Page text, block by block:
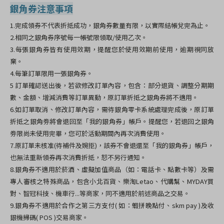
銀角券注意事項
1.完成領券不代表折抵成功，銀角券數量有限，以實際結帳兌完為止。
2.相同之銀角券序號每一帳號限領取/使用乙次。
3.每張銀角券皆有使用效期，提醒您於使用效期前使用，逾期視同放
棄。
4.每筆訂單限用一張銀角券。
5 訂單確認送出後，若欲修改訂單內容，包含：部分退貨、調整分期期
數、金額、增減消費等訂單異動，原訂單折抵之銀角券將不適用。
6.如訂單取消、修改訂單內容，需待銀角零卡系統處理完成後，原訂單
折抵之銀角劵將會退回至「我的銀角券」帳戶。提醒您，若退回之銀角
劵限尚未使用完畢，您可於活動期間內再次消費使用。
7.原訂單未核准(待補件及婉拒)，該券不會退還至「我的銀角券」帳戶，
也無法重新領券再次消費折抵，恕不另行通知。
8.銀角券不適用於菸酒、虛擬加值商品（如：電話卡、點數卡等）及需
專人審核之特殊商品，包含小北百貨、樂淘Letao、代購幫、MYDAY買
對、智冠科技、機車行...等商家，同不適用於前述商品之交易。
9.銀角券不適用於合作之第三方支付( 如：蝦拼晚點付、skm pay )及收
銀機掃碼( POS )交易商家。